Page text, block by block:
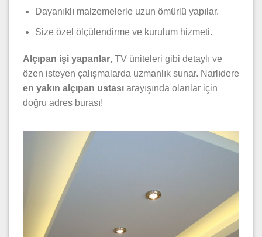
Dayanıklı malzemelerle uzun ömürlü yapılar.
Size özel ölçülendirme ve kurulum hizmeti.
Alçıpan işi yapanlar, TV üniteleri gibi detaylı ve
özen isteyen çalışmalarda uzmanlık sunar. Narlıdere
en yakın alçıpan ustası arayışında olanlar için
doğru adres burası!